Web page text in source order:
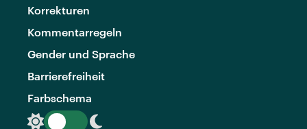
Korrekturen
Kommentarregeln
Gender und Sprache
Barrierefreiheit
Farbschema